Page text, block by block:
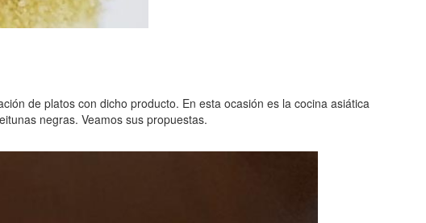
de platos con dicho producto. En esta ocasión es la cocina asiática
negras. Veamos sus propuestas.